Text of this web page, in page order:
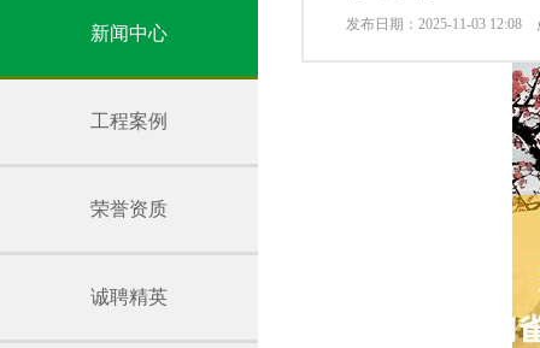
新闻中心
工程案例
荣誉资质
诚聘精英
发布日期：2025-11-03 12:08